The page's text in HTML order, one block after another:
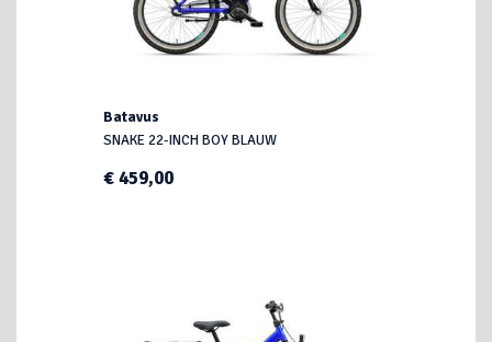
Batavus
SNAKE 22-INCH BOY BLAUW
€ 459,00